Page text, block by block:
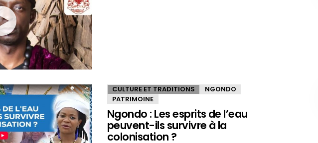
CULTURE ET TRADITIONS
NGONDO
PATRIMOINE
Ngondo : Les esprits de l’eau
peuvent-ils survivre à la
colonisation ?